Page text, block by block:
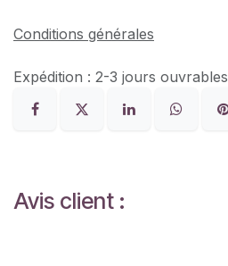
Conditions générales
Expédition : 2-3 jours ouvrables
Avis client :